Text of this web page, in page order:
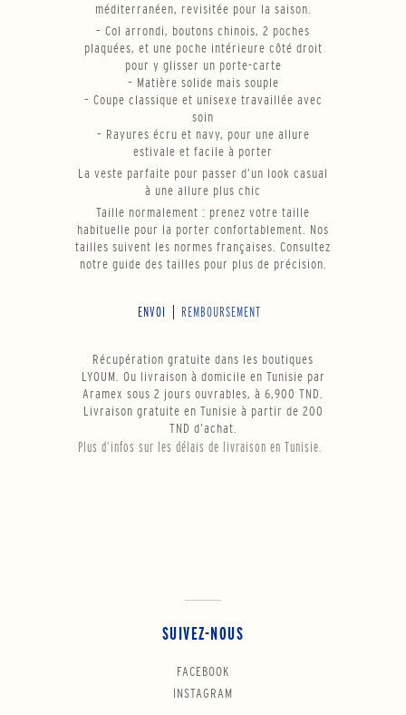
méditerranéen, revisitée pour la saison.
– Col arrondi, boutons chinois, 2 poches
plaquées, et une poche intérieure côté droit
pour y glisser un porte-carte
– Matière solide mais souple
– Coupe classique et unisexe travaillée avec
soin
– Rayures écru et navy, pour une allure
estivale et facile à porter
La veste parfaite pour passer d’un look casual
à une allure plus chic
Taille normalement : prenez votre taille
habituelle pour la porter confortablement. Nos
tailles suivent les normes françaises. Consultez
notre guide des tailles pour plus de précision.
ENVOI REMBOURSEMENT
Récupération gratuite dans les boutiques
LYOUM. Ou livraison à domicile en Tunisie par
Aramex sous 2 jours ouvrables, à 6,900 TND.
Livraison gratuite en Tunisie à partir de 200
TND d’achat.
Plus d’infos sur les délais de livraison en Tunisie.
SUIVEZ-NOUS
FACEBOOK
INSTAGRAM